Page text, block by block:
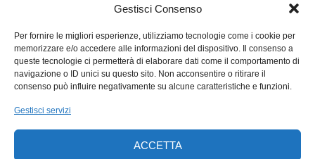
Gestisci Consenso
Per fornire le migliori esperienze, utilizziamo tecnologie come i cookie per
memorizzare e/o accedere alle informazioni del dispositivo. Il consenso a
queste tecnologie ci permetterà di elaborare dati come il comportamento di
navigazione o ID unici su questo sito. Non acconsentire o ritirare il
consenso può influire negativamente su alcune caratteristiche e funzioni.
Gestisci servizi
ACCETTA